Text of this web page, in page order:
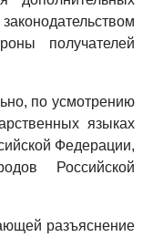
получателей
по усмотрению
языках
Федерации,
Российской
разъяснение